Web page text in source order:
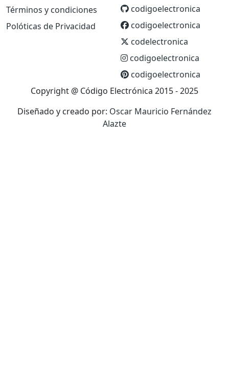
Términos y condiciones
Polóticas de Privacidad
codigoelectronica
codigoelectronica
codelectronica
codigoelectronica
codigoelectronica
Copyright @ Código Electrónica 2015 - 2025
Diseñado y creado por: Oscar Mauricio Fernández
Alazte